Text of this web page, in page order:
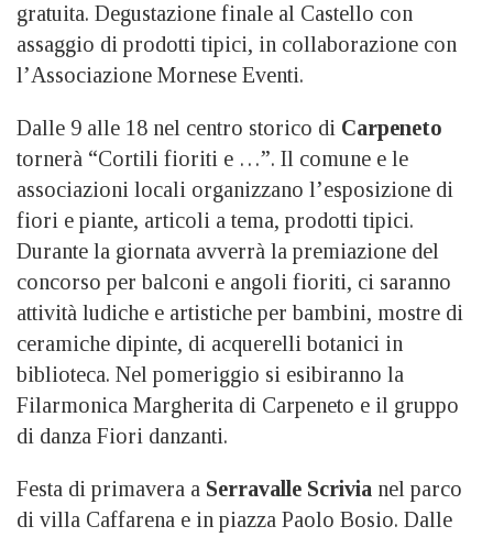
gratuita. Degustazione finale al Castello con
assaggio di prodotti tipici, in collaborazione con
l’Associazione Mornese Eventi.
Dalle 9 alle 18 nel centro storico di Carpeneto
tornerà “Cortili fioriti e …”. Il comune e le
associazioni locali organizzano l’esposizione di
fiori e piante, articoli a tema, prodotti tipici.
Durante la giornata avverrà la premiazione del
concorso per balconi e angoli fioriti, ci saranno
attività ludiche e artistiche per bambini, mostre di
ceramiche dipinte, di acquerelli botanici in
biblioteca. Nel pomeriggio si esibiranno la
Filarmonica Margherita di Carpeneto e il gruppo
di danza Fiori danzanti.
Festa di primavera a Serravalle Scrivia nel parco
di villa Caffarena e in piazza Paolo Bosio. Dalle